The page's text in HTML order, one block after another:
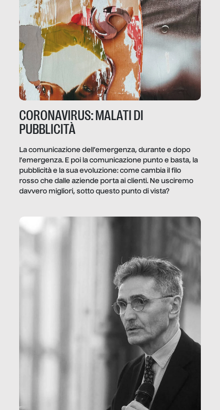
CORONAVIRUS: MALATI DI
PUBBLICITÀ
La comunicazione dell’emergenza, durante e dopo
l’emergenza. E poi la comunicazione punto e basta, la
pubblicità e la sua evoluzione: come cambia il filo
rosso che dalle aziende porta ai clienti. Ne usciremo
davvero migliori, sotto questo punto di vista?